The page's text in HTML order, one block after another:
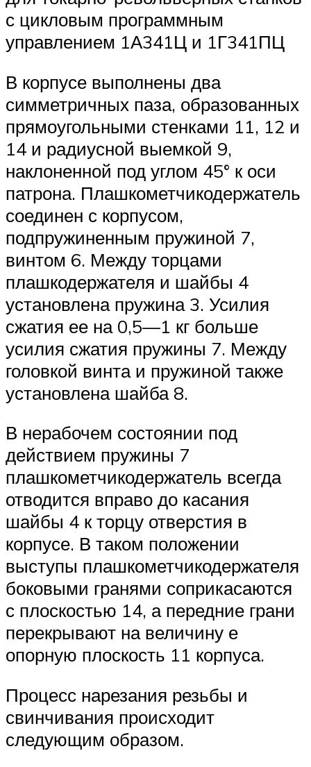
с цикловым программным
управлением 1А341Ц и 1Г341ПЦ
В корпусе выполнены два
симметричных паза, образованных
прямоугольными стенками 11, 12 и
14 и радиусной выемкой 9,
наклоненной под углом 45° к оси
патрона. Плашкометчикодержатель
соединен с корпусом,
подпружиненным пружиной 7,
винтом 6. Между торцами
плашкодержателя и шайбы 4
установлена пружина 3. Усилия
сжатия ее на 0,5—1 кг больше
усилия сжатия пружины 7. Между
головкой винта и пружиной также
установлена шайба 8.
В нерабочем состоянии под
действием пружины 7
плашкометчикодержатель всегда
отводится вправо до касания
шайбы 4 к торцу отверстия в
корпусе. В таком положении
выступы плашкометчикодержателя
боковыми гранями соприкасаются
с плоскостью 14, а передние грани
перекрывают на величину е
опорную плоскость 11 корпуса.
Процесс нарезания резьбы и
свинчивания происходит
следующим образом.